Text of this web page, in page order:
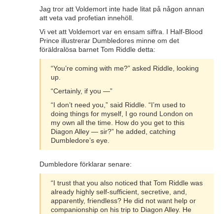
Jag tror att Voldemort inte hade litat på någon annan
att veta vad profetian innehöll.
Vi vet att Voldemort var en ensam siffra. I Half-Blood
Prince illustrerar Dumbledores minne om det
föräldralösa barnet Tom Riddle detta:
“You’re coming with me?” asked Riddle, looking
up.
“Certainly, if you —”
“I don’t need you,” said Riddle. “I’m used to
doing things for myself, I go round London on
my own all the time. How do you get to this
Diagon Alley — sir?” he added, catching
Dumbledore’s eye.
Dumbledore förklarar senare:
“I trust that you also noticed that Tom Riddle was
already highly self-sufficient, secretive, and,
apparently, friendless? He did not want help or
companionship on his trip to Diagon Alley. He